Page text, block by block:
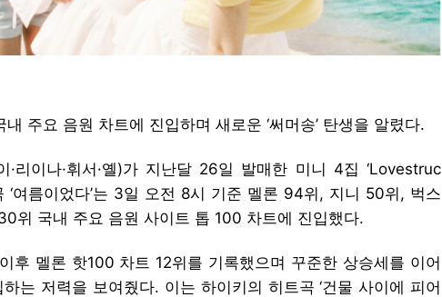
내 주요 음원 차트에 진입하며 새로운 ‘써머송’ 탄생을 알렸다.
·리이나·휘서·옐)가 지난달 26일 발매한 미니 4집 ‘Lovestruc
‘여름이었다’는 3일 오전 8시 기준 멜론 94위, 지니 50위, 벅스
위 국내 주요 음원 사이트 톱 100 차트에 진입했다.
이후 멜론 핫100 차트 12위를 기록했으며 꾸준한 상승세를 이어
는 저력을 보여줬다. 이는 하이키의 히트곡 ‘건물 사이에 피어